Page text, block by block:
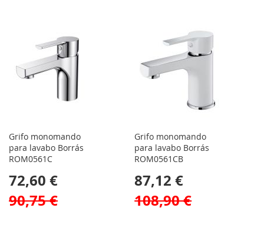
Grifo monomando
para lavabo Borrás
ROM0561C
72,60 €
90,75 €
Grifo monomando
para lavabo Borrás
ROM0561CB
87,12 €
108,90 €